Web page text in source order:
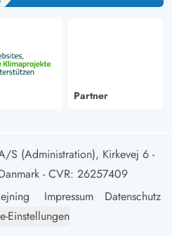
Partner
S (Administration), Kirkevej 6 -
- CVR: 26257409
Impressum
Datenschutz
Einstellungen